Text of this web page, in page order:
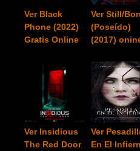
Ver Black
Phone (2022)
Gratis Online
Ver Still/
(Poseído)
(2017)
Ver Insidious
The Red Door
Ver
En El